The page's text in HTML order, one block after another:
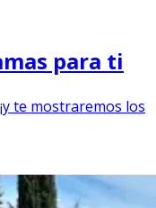
para ti
te mostraremos los